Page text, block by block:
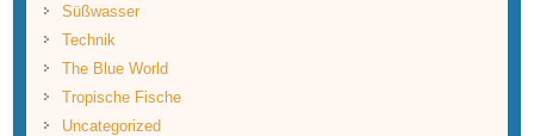
Süßwasser
Technik
The Blue World
Tropische Fische
Uncategorized